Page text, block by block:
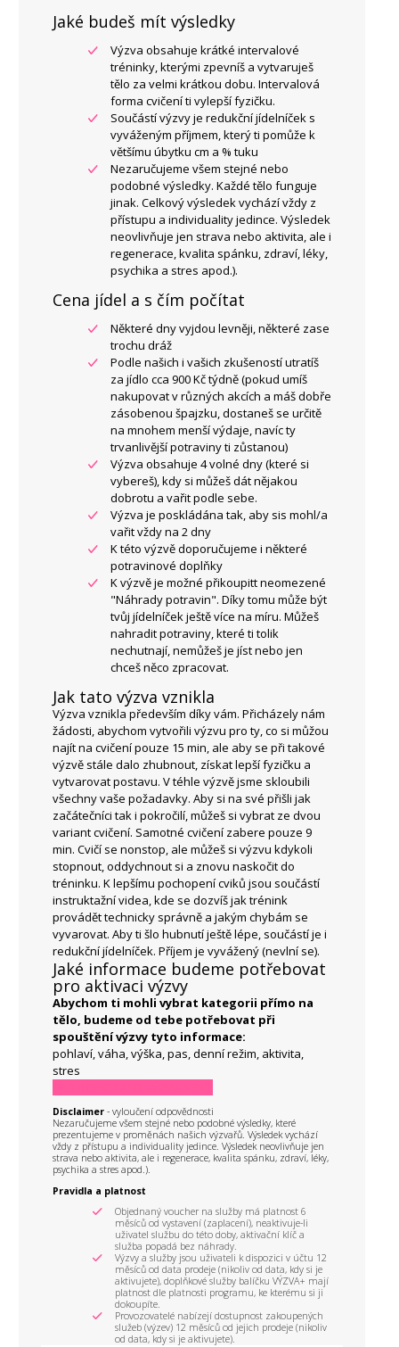
Jaké budeš mít výsledky
Výzva obsahuje krátké intervalové
tréninky, kterými zpevníš a vytvaruješ
tělo za velmi krátkou dobu. Intervalová
forma cvičení ti vylepší fyzičku.
Součástí výzvy je redukční jídelníček s
vyváženým příjmem, který ti pomůže k
většímu úbytku cm a % tuku
Nezaručujeme všem stejné nebo
podobné výsledky. Každé tělo funguje
jinak. Celkový výsledek vychází vždy z
přístupu a individuality jedince. Výsledek
neovlivňuje jen strava nebo aktivita, ale i
regenerace, kvalita spánku, zdraví, léky,
psychika a stres apod.).
Cena jídel a s čím počítat
Některé dny vyjdou levněji, některé zase
trochu dráž
Podle našich i vašich zkušeností utratíš
za jídlo cca 900 Kč týdně (pokud umíš
nakupovat v různých akcích a máš dobře
zásobenou špajzku, dostaneš se určitě
na mnohem menší výdaje, navíc ty
trvanlivější potraviny ti zůstanou)
Výzva obsahuje 4 volné dny (které si
vybereš), kdy si můžeš dát nějakou
dobrotu a vařit podle sebe.
Výzva je poskládána tak, aby sis mohl/a
vařit vždy na 2 dny
K této výzvě doporučujeme i některé
potravinové doplňky
K výzvě je možné přikoupitt neomezené
"Náhrady potravin". Díky tomu může být
tvůj jídelníček ještě více na míru. Můžeš
nahradit potraviny, které ti tolik
nechutnají, nemůžeš je jíst nebo jen
chceš něco zpracovat.
Jak tato výzva vznikla
Výzva vznikla především díky vám. Přicházely nám
žádosti, abychom vytvořili výzvu pro ty, co si můžou
najít na cvičení pouze 15 min, ale aby se při takové
výzvě stále dalo zhubnout, získat lepší fyzičku a
vytvarovat postavu. V téhle výzvě jsme skloubili
všechny vaše požadavky. Aby si na své přišli jak
začátečníci tak i pokročilí, můžeš si vybrat ze dvou
variant cvičení. Samotné cvičení zabere pouze 9
min. Cvičí se nonstop, ale můžeš si výzvu kdykoli
stopnout, oddychnout si a znovu naskočit do
tréninku. K lepšímu pochopení cviků jsou součástí
instruktažní videa, kde se dozvíš jak trénink
provádět technicky správně a jakým chybám se
vyvarovat. Aby ti šlo hubnutí ještě lépe, součástí je i
redukční jídelníček. Příjem je vyvážený (nevlní se).
Jaké informace budeme potřebovat
pro aktivaci výzvy
Abychom ti mohli vybrat kategorii přímo na
tělo, budeme od tebe potřebovat při
spouštění výzvy tyto informace:
pohlaví, váha, výška, pas, denní režim, aktivita,
stres
Disclaimer - vyloučení odpovědnosti
Nezaručujeme všem stejné nebo podobné výsledky, které
prezentujeme v proměnách našich výzvařů. Výsledek vychází
vždy z přístupu a individuality jedince. Výsledek neovlivňuje jen
strava nebo aktivita, ale i regenerace, kvalita spánku, zdraví, léky,
psychika a stres apod.).
Pravidla a platnost
Objednaný voucher na služby má platnost 6
měsíců od vystavení (zaplacení), neaktivuje-li
uživatel službu do této doby, aktivační klíč a
služba popadá bez náhrady.
Výzvy a služby jsou uživateli k dispozici v účtu 12
měsíců od data prodeje (nikoliv od data, kdy si je
aktivujete), doplňkové služby balíčku VÝZVA+ mají
platnost dle platnosti programu, ke kterému si ji
dokoupíte.
Provozovatelé nabízejí dostupnost zakoupených
služeb (výzev) 12 měsíců od jejich prodeje (nikoliv
od data, kdy si je aktivujete).